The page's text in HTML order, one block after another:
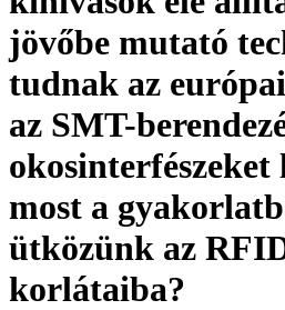
jövőbe mutató
tudnak az
az SMT-
okosinterfészeket
most a
ütközünk az
korlátaiba?